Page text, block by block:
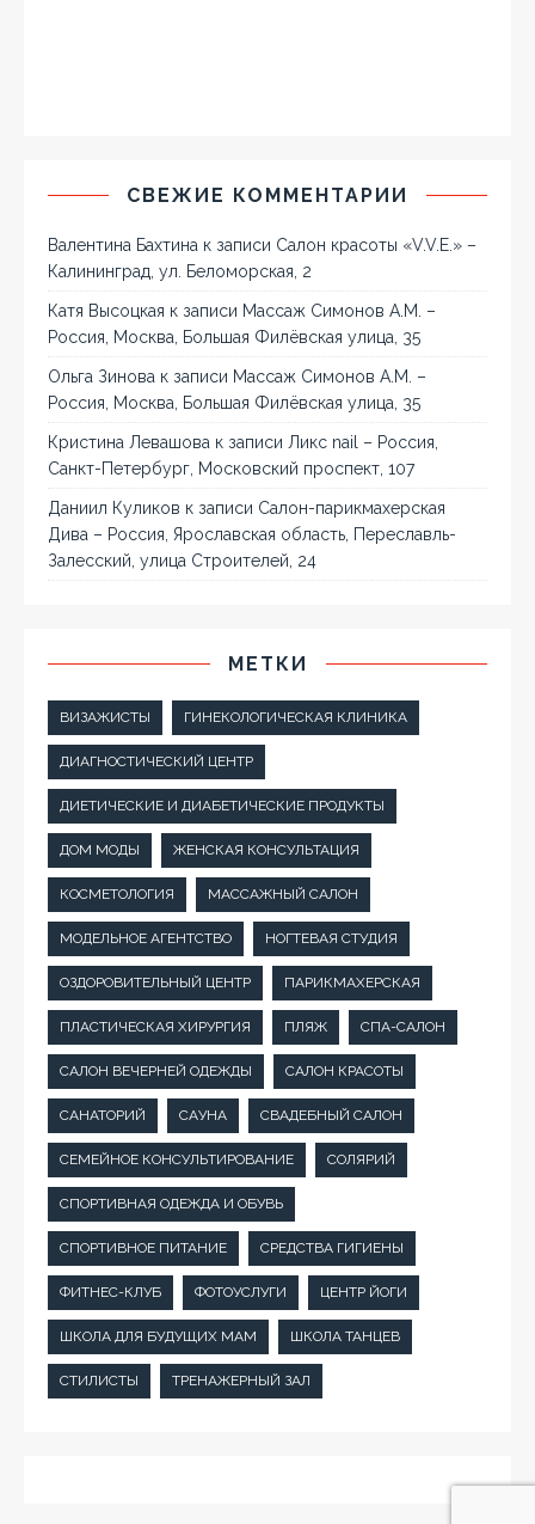
СВЕЖИЕ КОММЕНТАРИИ
Валентина Бахтина к записи Салон красоты «V.V.E.» –
Калининград, ул. Беломорская, 2
Катя Высоцкая к записи Массаж Симонов А.М. –
Россия, Москва, Большая Филёвская улица, 35
Ольга Зинова к записи Массаж Симонов А.М. –
Россия, Москва, Большая Филёвская улица, 35
Кристина Левашова к записи Ликс nail – Россия,
Санкт-Петербург, Московский проспект, 107
Даниил Куликов к записи Салон-парикмахерская
Дива – Россия, Ярославская область, Переславль-
Залесский, улица Строителей, 24
МЕТКИ
ВИЗАЖИСТЫ ГИНЕКОЛОГИЧЕСКАЯ КЛИНИКА
ДИАГНОСТИЧЕСКИЙ ЦЕНТР
ДИЕТИЧЕСКИЕ И ДИАБЕТИЧЕСКИЕ ПРОДУКТЫ
ДОМ МОДЫ ЖЕНСКАЯ КОНСУЛЬТАЦИЯ
КОСМЕТОЛОГИЯ МАССАЖНЫЙ САЛОН
МОДЕЛЬНОЕ АГЕНТСТВО НОГТЕВАЯ СТУДИЯ
ОЗДОРОВИТЕЛЬНЫЙ ЦЕНТР ПАРИКМАХЕРСКАЯ
ПЛАСТИЧЕСКАЯ ХИРУРГИЯ ПЛЯЖ СПА-САЛОН
САЛОН ВЕЧЕРНЕЙ ОДЕЖДЫ САЛОН КРАСОТЫ
САНАТОРИЙ САУНА СВАДЕБНЫЙ САЛОН
СЕМЕЙНОЕ КОНСУЛЬТИРОВАНИЕ СОЛЯРИЙ
СПОРТИВНАЯ ОДЕЖДА И ОБУВЬ
СПОРТИВНОЕ ПИТАНИЕ СРЕДСТВА ГИГИЕНЫ
ФИТНЕС-КЛУБ ФОТОУСЛУГИ ЦЕНТР ЙОГИ
ШКОЛА ДЛЯ БУДУЩИХ МАМ ШКОЛА ТАНЦЕВ
СТИЛИСТЫ ТРЕНАЖЕРНЫЙ ЗАЛ